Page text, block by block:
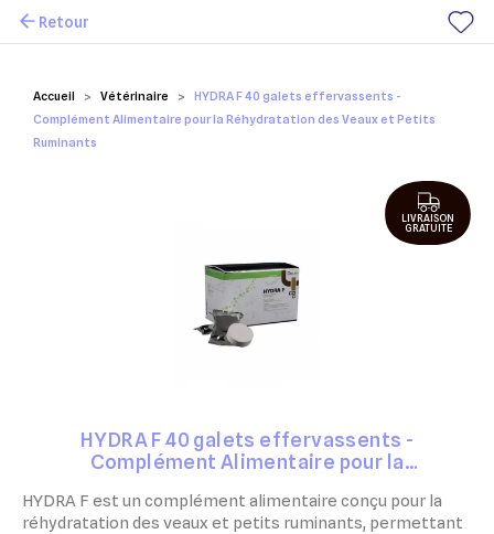
Mes favoris
Accueil Vétérinaire
HYDRA F 40 galets effervassents -
Complément Alimentaire pour la Réhydratation des Veaux et Petits
Ruminants
Retour
HYDRA F 40 galets effervassents -
Complément Alimentaire pour la
HYDRA F est un complément alimentaire conçu pour la
réhydratation des veaux et petits ruminants, permettant
LIVRAISON
GRATUITE